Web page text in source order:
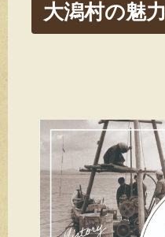
大潟村の魅